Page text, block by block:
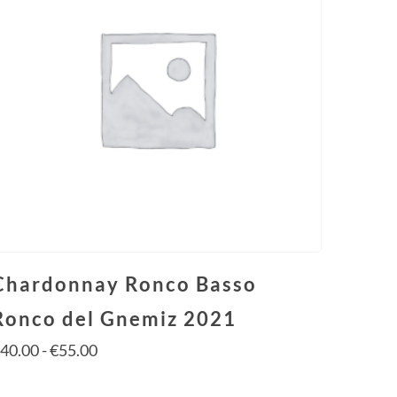
Ronco Basso
del Gnemiz 2021
40.00-€55.00